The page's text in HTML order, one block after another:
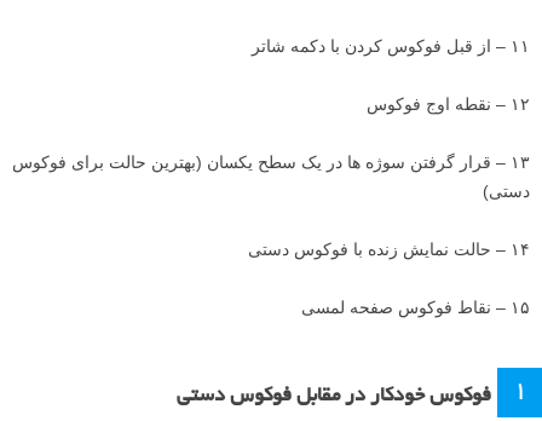
۱۱ – از قبل فوکوس کردن با دکمه شاتر
۱۲ – نقطه اوج فوکوس
۱۳ – قرار گرفتن سوژه ها در یک سطح یکسان (بهترین حالت برای فوکوس
دستی)
۱۴ – حالت نمایش زنده با فوکوس دستی
۱۵ – نقاط فوکوس صفحه لمسی
۱ فوکوس خودکار در مقابل فوکوس دستی